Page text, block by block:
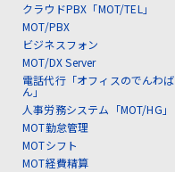
クラウドPBX「MOT/TEL」
MOT/PBX
ビジネスフォン
MOT/DX Server
電話代行「オフィスのでんわば
ん」
人事労務システム「MOT/HG」
MOT勤怠管理
MOTシフト
MOT経費精算